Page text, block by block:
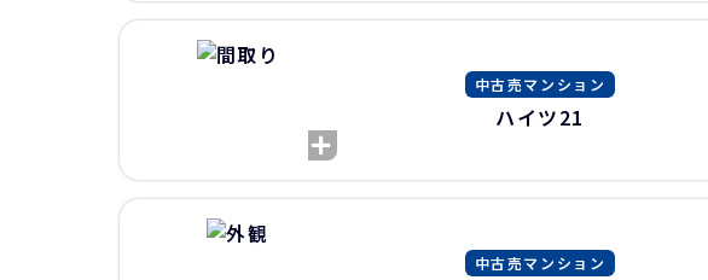
中古売マンション
ハイツ21
中古売マンション